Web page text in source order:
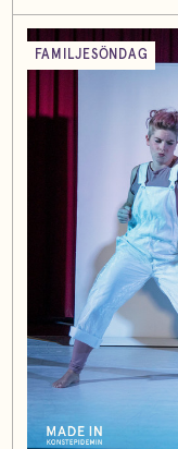
FAMILJESÖNDAG